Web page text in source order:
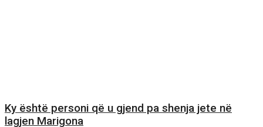
Ky është personi që u gjend pa shenja jete në
lagjen Marigona